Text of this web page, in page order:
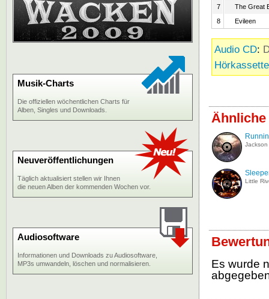
7
The Great
8
Evileen
Audio CD:
Hörkassette
Ähnliche
Little
Es wurde
Musik-Charts
Die offiziellen wöchentlichen Charts für
Alben, Singles und Downloads.
Neuveröffentlichungen
Täglich aktualisiert stellen wir Ihnen
die neuen Alben der kommenden Wochen vor.
Audiosoftware
Informationen und Downloads zu Audiosoftware,
MP3s umwandeln, löschen und normalisieren.